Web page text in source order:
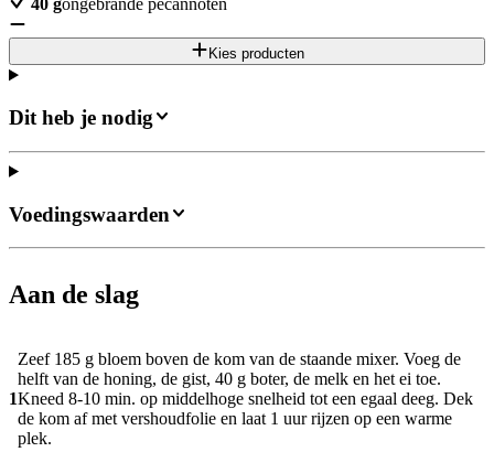
40 gongebrande pecannoten
Kies producten
Dit heb je nodig
Aan de slag
1
Zeef 185 g bloem boven de kom van de staande mixer. Voeg de
helft van de honing, de gist, 40 g boter, de melk en het ei toe.
Kneed 8-10 min. op middelhoge snelheid tot een egaal deeg. Dek
de kom af met vershoudfolie en laat 1 uur rijzen op een warme
plek.
Voedingswaarden